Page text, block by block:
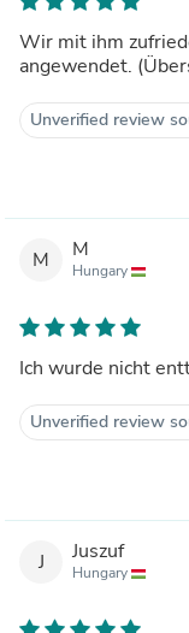
Wir mit ihm
angewendet.
Unverified review
M M
Hungary
Ich wurde nicht
Unverified review
J Juszuf
Hungary